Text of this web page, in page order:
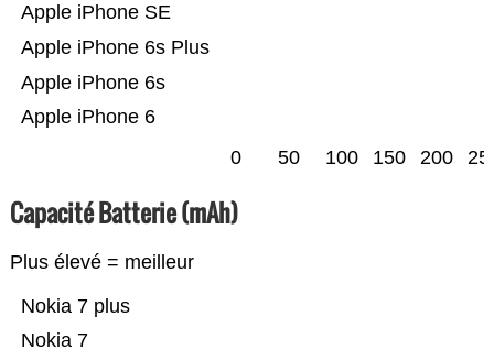
Apple iPhone 6
Apple iPhone 6s
Apple iPhone 6s Plus
Apple iPhone SE
0 50 100 150 200
Capacité Batterie (mAh)
Plus élevé = meilleur
Nokia 7
Nokia 7 plus